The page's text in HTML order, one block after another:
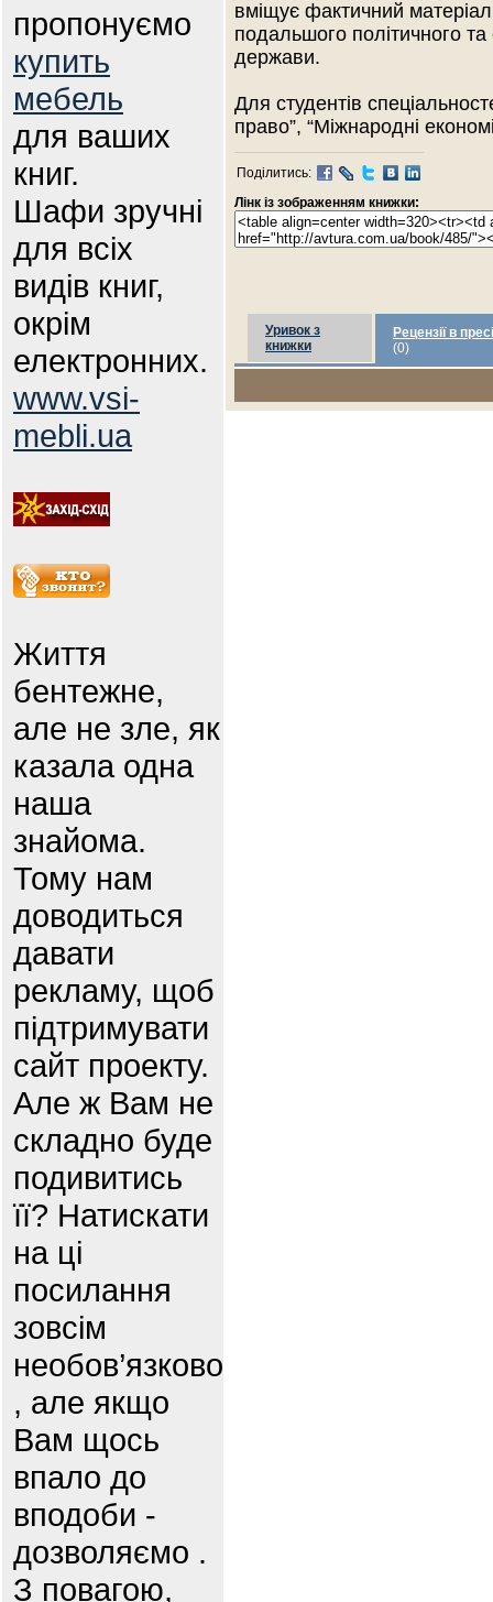
пропонуємо
купить
мебель
для ваших
книг.
Шафи зручні
для всіх
видів книг,
окрім
електронних.
www.vsi-
mebli.ua
Життя
бентежне,
але не зле, як
казала одна
наша
знайома.
Тому нам
доводиться
давати
рекламу, щоб
підтримувати
сайт проекту.
Але ж Вам не
складно буде
подивитись
її? Натискати
на ці
посилання
зовсім
необов’язково
, але якщо
Вам щось
впало до
вподоби -
дозволяємо .
З повагою,
вміщує фактичний
подальшого політичного та
держави.
Для студентів
право”, “Міжнародні
Поділитись:
Лінк із зображенням книжки:
Уривок з
книжки
Рецензії в пресі
(0)